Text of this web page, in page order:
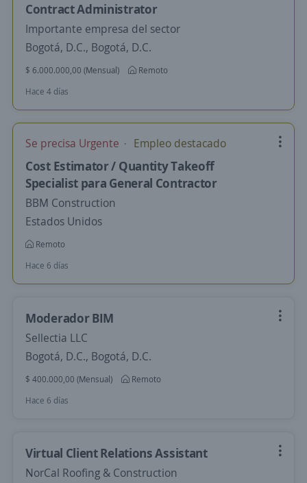
Contract Administrator
Importante empresa del sector
Bogotá, D.C., Bogotá, D.C.
$ 6.000.000,00 (Mensual)
Remoto
Hace 4 días
Se precisa Urgente Empleo destacado
Cost Estimator / Quantity Takeoff
Specialist para General Contractor
BBM Construction
Estados Unidos
Remoto
Hace 6 días
Moderador BIM
Sellectia LLC
Bogotá, D.C., Bogotá, D.C.
$ 400.000,00 (Mensual)
Remoto
Hace 6 días
Virtual Client Relations Assistant
NorCal Roofing & Construction